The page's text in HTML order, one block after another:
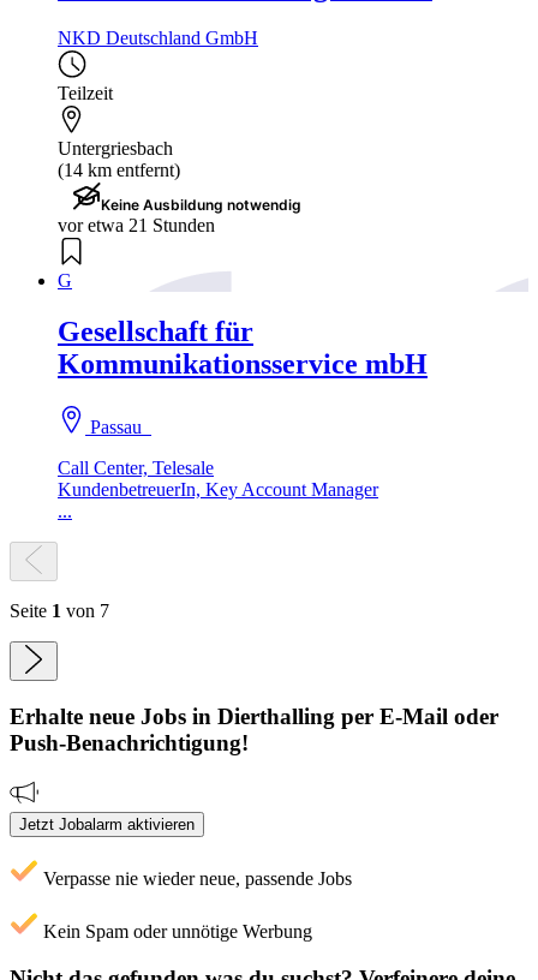
NKD Deutschland GmbH
Teilzeit
Untergriesbach
(14 km entfernt)
Keine Ausbildung notwendig
vor etwa 21 Stunden
G
Gesellschaft für
Kommunikationsservice mbH
Passau
Call Center, Telesale
KundenbetreuerIn, Key Account Manager
...
Seite 1 von 7
Erhalte neue Jobs in Dierthalling per E-Mail oder
Push-Benachrichtigung!
Jetzt Jobalarm aktivieren
Verpasse nie wieder neue, passende Jobs
Kein Spam oder unnötige Werbung